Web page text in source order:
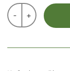
- +